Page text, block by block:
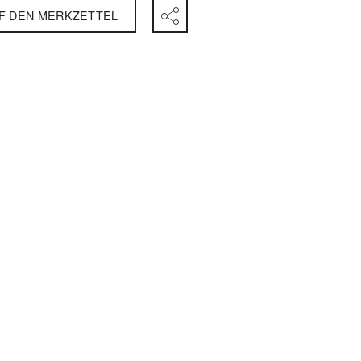
DEN MERKZETTEL